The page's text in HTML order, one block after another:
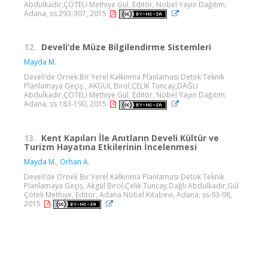
Abdulkadir,ÇÖTELİ Methiye Gül, Editör, Nobel Yayın Dağıtım,
Adana, ss.293-307, 2015
12. Develi’de Müze Bilgilendirme Sistemleri
Mayda M.
Develi’de Örnek Bir Yerel Kalkınma Planlaması Detok Teknik
Planlamaya Geçiş , AKGÜL Birol,ÇELİK Tuncay,DAĞLI
Abdulkadir,ÇÖTELİ Methiye Gül, Editör, Nobel Yayın Dağıtım,
Adana, ss.183-190, 2015
13. Kent Kapıları İle Anıtların Develi Kültür ve
Turizm Hayatına Etkilerinin İncelenmesi
Mayda M., Orhan A.
Develi’de Örnek Bir Yerel Kalkınma Planlaması Detok Teknik
Planlamaya Geçiş, Akgül Birol,Çelik Tuncay,Dağlı Abdulkadir,Gül
Çöteli Methiye, Editör, Adana Nobel Kitabevi, Adana, ss.93-98,
2015